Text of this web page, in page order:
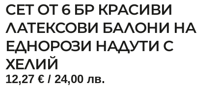
СЕТ ОТ 6 БР КРАСИВИ
ЛАТЕКСОВИ БАЛОНИ НА
ЕДНОРОЗИ НАДУТИ С
ХЕЛИЙ
12,27€ / 24,00 лв.